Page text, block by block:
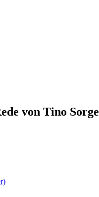
von Tino Sorge